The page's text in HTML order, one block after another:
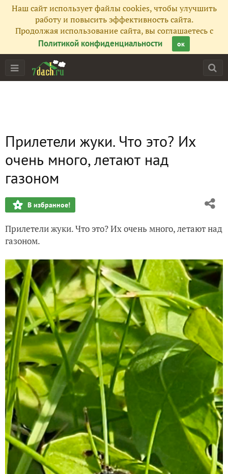
Наш сайт использует файлы cookies, чтобы улучшить
работу и повысить эффективность сайта.
Продолжая использование сайта, вы соглашаетесь с
Политикой конфиденциальности
ок
Прилетели жуки. Что это? Их
очень много, летают над
газоном
В избранное!
Прилетели жуки. Что это? Их очень много, летают над
газоном.